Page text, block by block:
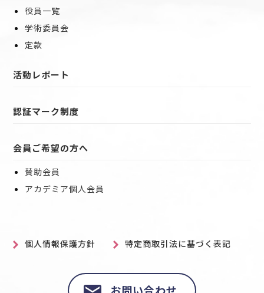
役員一覧
学術委員会
定款
活動レポート
認証マーク制度
会員ご希望の方へ
賛助会員
アカデミア個人会員
個人情報保護方針 特定商取引法に基づく表記
お問い合わせ